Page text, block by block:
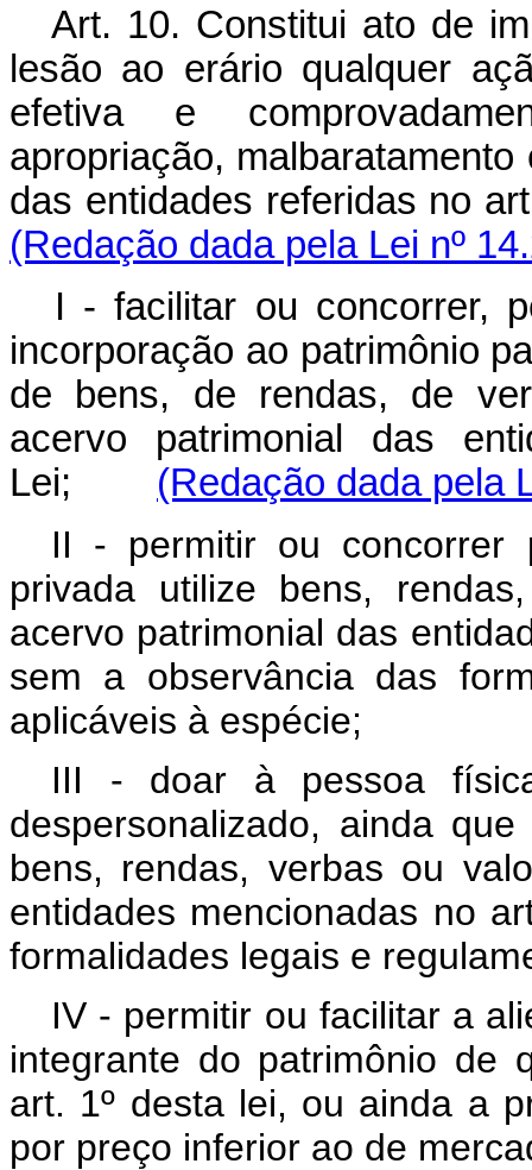
Art. 10. Constitui ato de
lesão ao erário qualquer
efetiva e
apropriação,
das entidades referidas
(Redação dada pela Lei nº
I - facilitar ou concorrer,
incorporação ao patrimônio
de bens, de rendas, de
acervo patrimonial das
Lei; (Redação dada pela
II - permitir ou concorrer
privada utilize bens,
acervo patrimonial das
sem a observância das
aplicáveis à espécie;
III - doar à pessoa
despersonalizado, ainda
bens, rendas, verbas ou
entidades mencionadas no
formalidades legais e
IV - permitir ou facilitar a
integrante do patrimônio de
art. 1º desta lei, ou ainda a
por preço inferior ao de